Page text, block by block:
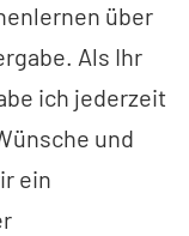
über
Als Ihr
ich jederzeit
und
ein